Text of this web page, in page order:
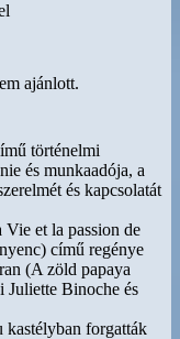
ajánlott.
történelmi
és munkaadója, a
és kapcsolatát
et la passion de
című regénye
(A zöld papaya
Juliette Binoche és
forgatták